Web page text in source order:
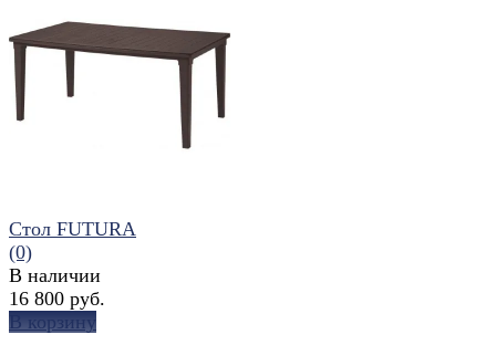
избранное
Стол FUTURA
(0)
В наличии
16 800 руб.
В корзину